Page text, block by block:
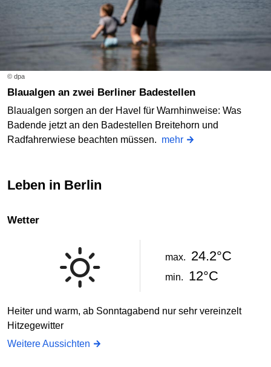
© dpa
Blaualgen an zwei Berliner Badestellen
Blaualgen sorgen an der Havel für Warnhinweise: Was
Badende jetzt an den Badestellen Breitehorn und
Radfahrerwiese beachten müssen. mehr
Leben in Berlin
Wetter
max. 24.2°C
min. 12°C
Heiter und warm, ab Sonntagabend nur sehr vereinzelt
Hitzegewitter
Weitere Aussichten